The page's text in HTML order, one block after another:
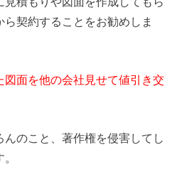
契約することをお勧めしま
図面を他の会社見せて値引き交
のこと、著作権を侵害してし